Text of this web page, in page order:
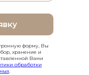
форму, Вы
хранение и
Вами
обработки
.